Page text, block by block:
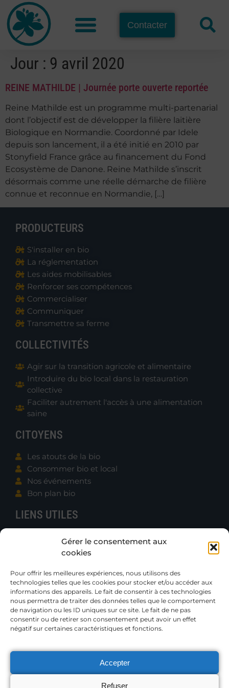
Gérer le consentement aux
cookies
Pour offrir les meilleures expériences, nous utilisons des
technologies telles que les cookies pour stocker et/ou accéder aux
informations des appareils. Le fait de consentir à ces technologies
nous permettra de traiter des données telles que le comportement
de navigation ou les ID uniques sur ce site. Le fait de ne pas
consentir ou de retirer son consentement peut avoir un effet
négatif sur certaines caractéristiques et fonctions.
Accepter
Refuser
Contacter
Jour : 9 avril 2020
REINE MATHILDE | Journée porte ouverte reportée
Reine Mathilde est un programme multi-partenarial
dont l’objectif est de développer la filière laitière
Biologique en Normandie. Coordonné par Idele
depuis son lancement, il a été initié en 2010 par
Stonyfield France grâce au financement du Fond
Ecosystème de Danone. Reine Mathilde s’inscrit
désormais comme une réelle démarche de filière
connue et reconnue en Normandie, […]
PRODUCTEURS
S'installer en bio
La réglementation
Les aides mobilisables
Renforcer ses compétences
Commercialiser
Communiquer
Transmettre sa ferme
COLLECTIVITÉS
Agir sur la transition agricole et alimentaire
Introduire du bio local dans la restauration
collective
Faciliter autrement l'accès à une alimentation
saine
CITOYENS
Les atouts de la bio
Consommer bio et local
Nos événements
Bon plan bio
LIENS UTILES
Contacter B.e.N.
Gazettes et Rapports
Publications techniques
Petites annonces
Adhérer
MENTIONS LÉGALES